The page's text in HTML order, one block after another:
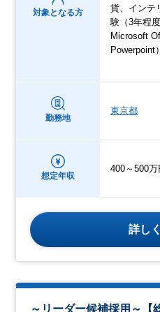
対象となる方
貨、インテ
験（3年程度
Microsoft
Powerpoint
勤務地
東京都
想定年収
400～500万
詳し
～リーダー候補採用～【